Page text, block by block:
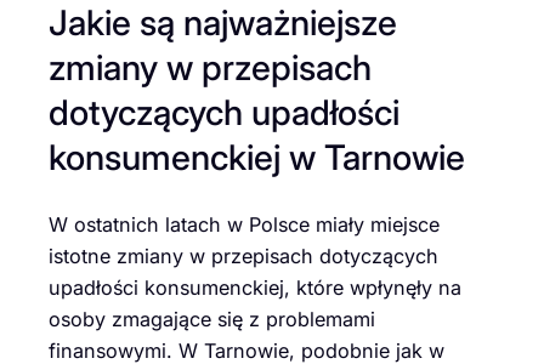
Jakie są najważniejsze
zmiany w przepisach
dotyczących upadłości
konsumenckiej w Tarnowie
W ostatnich latach w Polsce miały miejsce
istotne zmiany w przepisach dotyczących
upadłości konsumenckiej, które wpłynęły na
osoby zmagające się z problemami
finansowymi. W Tarnowie, podobnie jak w